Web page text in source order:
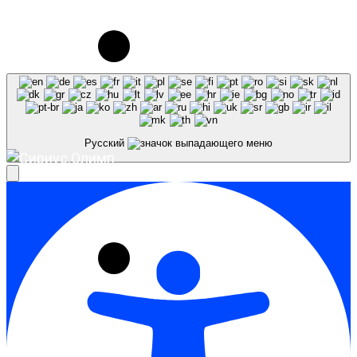
использовании материалов сайта galaktika64.ru
ссылка на источник обязательна.
Русский